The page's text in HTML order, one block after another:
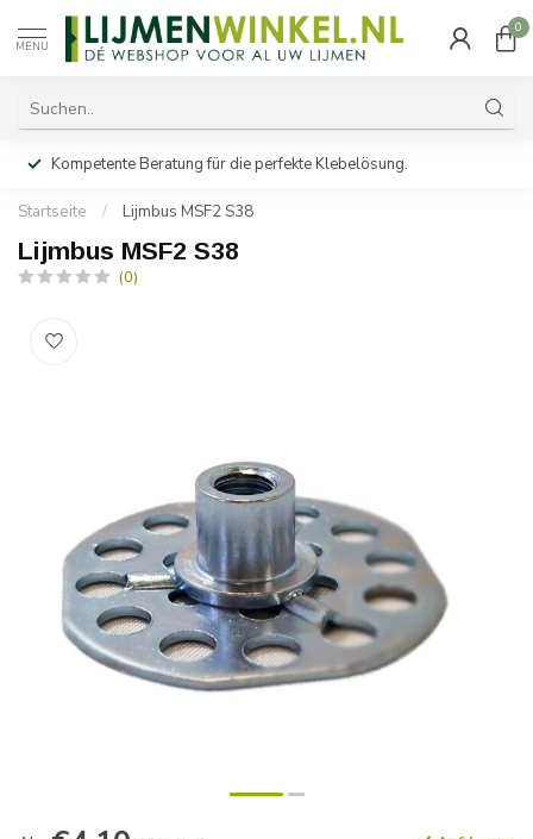
MENU
0
Kompetente Beratung für die perfekte Klebelösung.
Startseite / Lijmbus MSF2 S38
Lijmbus MSF2 S38
(0)